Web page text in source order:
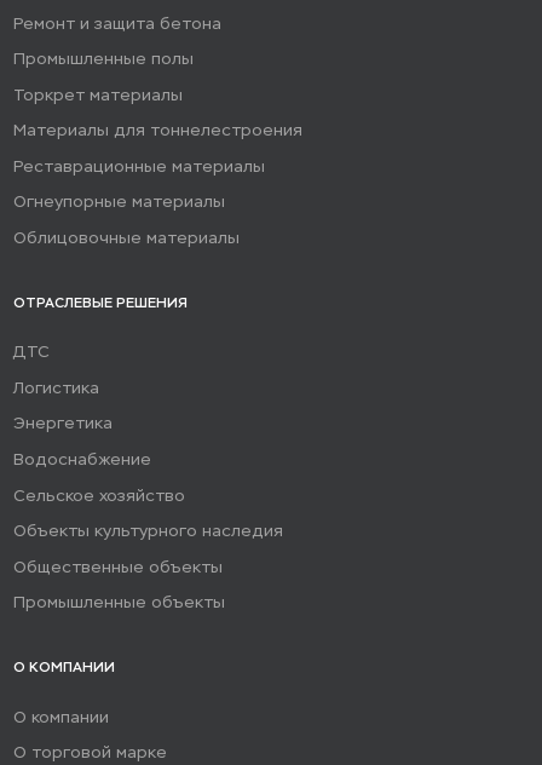
Ремонт и защита бетона
Промышленные полы
Торкрет материалы
Материалы для тоннелестроения
Реставрационные материалы
Огнеупорные материалы
Облицовочные материалы
ОТРАСЛЕВЫЕ РЕШЕНИЯ
ДТС
Логистика
Энергетика
Водоснабжение
Сельское хозяйство
Объекты культурного наследия
Общественные объекты
Промышленные объекты
О КОМПАНИИ
О компании
О торговой марке